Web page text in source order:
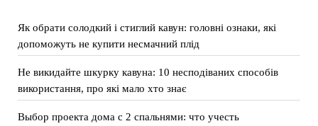
Як обрати солодкий і стиглий кавун: головні ознаки, які
допоможуть не купити несмачний плід
Не викидайте шкурку кавуна: 10 несподіваних способів
використання, про які мало хто знає
Выбор проекта дома с 2 спальнями: что учесть